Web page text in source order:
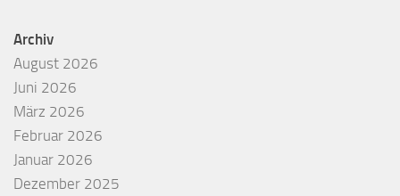
Archiv
August 2026
Juni 2026
März 2026
Februar 2026
Januar 2026
Dezember 2025